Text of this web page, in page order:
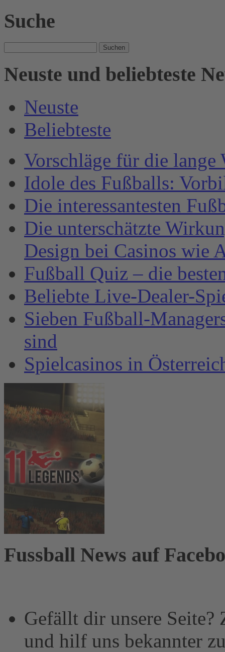
Suche
nach:
Neuste und beliebteste
Neuste
Beliebteste
Vorschläge für die lange
Idole des Fußballs:
Die interessantesten
Die unterschätzte
Design bei Casinos wie
Fußball Quiz – die
Beliebte Live-Dealer-
Sieben Fußball-
sind
Spielcasinos in
Fussball News auf
Gefällt dir unsere Seite?
und hilf uns bekannter